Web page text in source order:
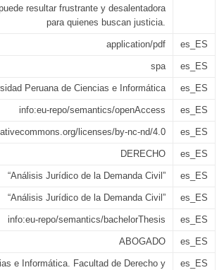
resultar frustrante y desalentadora
para quienes buscan justicia.
application/pdf es_ES
spa es_ES
Peruana de Ciencias e Informática es_ES
info:eu-repo/semantics/openAccess es_ES
licenses/by-nc-nd/4.0 es_ES
DERECHO es_ES
“Análisis Jurídico de la Demanda Civil” es_ES
“Análisis Jurídico de la Demanda Civil” es_ES
info:eu-repo/semantics/bachelorThesis es_ES
ABOGADO es_ES
e Informática. Facultad de Derecho y
es_ES